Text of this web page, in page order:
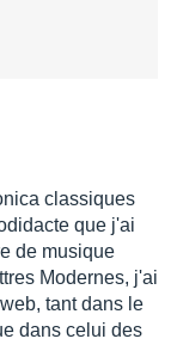
classiques
que j'ai
de musique
Modernes, j'ai
tant dans le
dans celui des